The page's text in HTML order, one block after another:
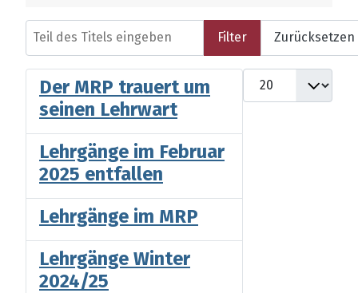
Teil des Titels eingeben
Filter Zurücksetzen
Anzeige #
Der MRP trauert um
seinen Lehrwart
Lehrgänge im Februar
2025 entfallen
Lehrgänge im MRP
Lehrgänge Winter
2024/25